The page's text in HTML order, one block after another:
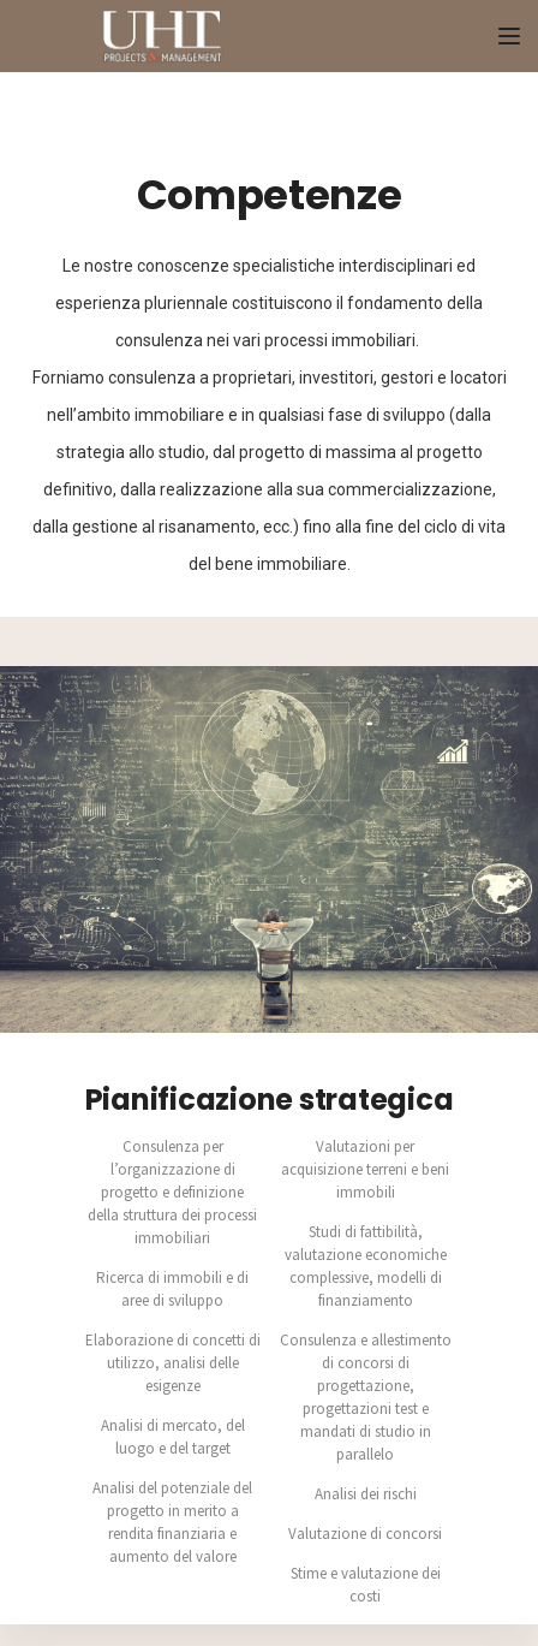
Competenze
Le nostre conoscenze specialistiche interdisciplinari ed
esperienza pluriennale costituiscono il fondamento della
consulenza nei vari processi immobiliari.
Forniamo consulenza a proprietari, investitori, gestori e locatori
nell’ambito immobiliare e in qualsiasi fase di sviluppo (dalla
strategia allo studio, dal progetto di massima al progetto
definitivo, dalla realizzazione alla sua commercializzazione,
dalla gestione al risanamento, ecc.) fino alla fine del ciclo di vita
del bene immobiliare.
Pianificazione strategica
Consulenza per
l’organizzazione di
progetto e definizione
della struttura dei processi
immobiliari
Ricerca di immobili e di
aree di sviluppo
Elaborazione di concetti di
utilizzo, analisi delle
esigenze
Analisi di mercato, del
luogo e del target
Analisi del potenziale del
progetto in merito a
rendita finanziaria e
aumento del valore
Valutazioni per
acquisizione terreni e beni
immobili
Studi di fattibilità,
valutazione economiche
complessive, modelli di
finanziamento
Consulenza e allestimento
di concorsi di
progettazione,
progettazioni test e
mandati di studio in
parallelo
Analisi dei rischi
Valutazione di concorsi
Stime e valutazione dei
costi